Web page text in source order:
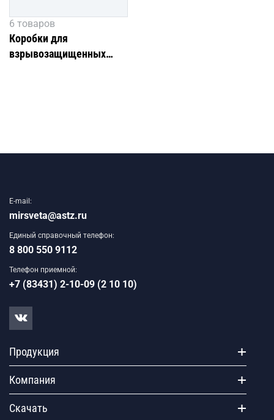
6 товаров
Коробки для
взрывозащищенных
E-mail:
mirsveta@astz.ru
Единый справочный телефон:
8 800 550 9112
Телефон приемной:
+7 (83431) 2-10-09 (2 10 10)
Продукция
Компания
Скачать